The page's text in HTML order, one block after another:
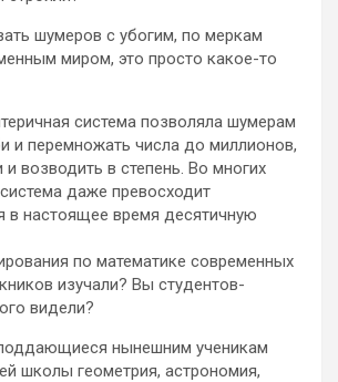
шумеров с убогим, по меркам
миром, это просто какое-то
система позволяла шумерам
и перемножать числа до миллионов,
и возводить в степень. Во многих
даже превосходит
настоящее время десятичную
по математике современных
изучали? Вы студентов-
видели?
нынешним ученикам
школы геометрия, астрономия,